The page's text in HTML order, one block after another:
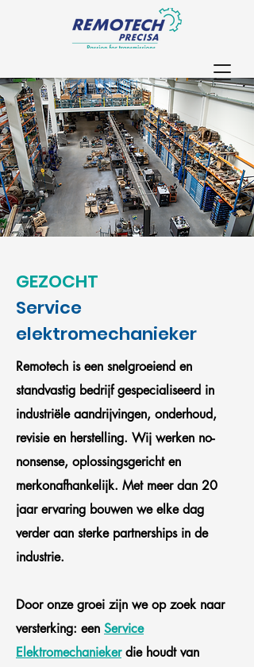
GEZOCHT
Service
elektromechanieker
Remotech is een snelgroeiend en
standvastig bedrijf gespecialiseerd in
industriële aandrijvingen, onderhoud,
revisie en herstelling. Wij werken no-
nonsense, oplossingsgericht en
merkonafhankelijk. Met meer dan 20
jaar ervaring bouwen we elke dag
verder aan sterke partnerships in de
industrie.
Door onze groei zijn we op zoek naar
versterking: een Service
Elektromechaniekerdie houdt van